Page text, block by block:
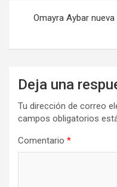
entradas
Omayra Aybar
Deja una
Tu dirección de correo
campos obligatorios
Comentario *